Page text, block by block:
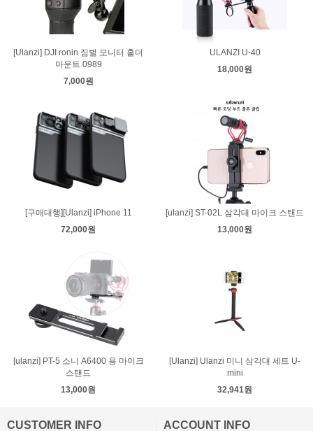
[Ulanzi] DJI ronin 짐벌 모니터 홀더
마운트 0989
7,000원
ULANZI U-40
18,000원
[구매대행][Ulanzi] iPhone 11
72,000원
[ulanzi] ST-02L 삼각대 마이크 스탠드
13,000원
[ulanzi] PT-5 소니 A6400 용 마이크
스탠드
13,000원
[Ulanzi] Ulanzi 미니 삼각대 세트 U-
mini
32,941원
CUSTOMER INFO ACCOUNT INFO